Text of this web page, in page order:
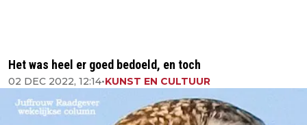
Het was heel er goed bedoeld, en toch
02 DEC 2022, 12:14•KUNST EN CULTUUR